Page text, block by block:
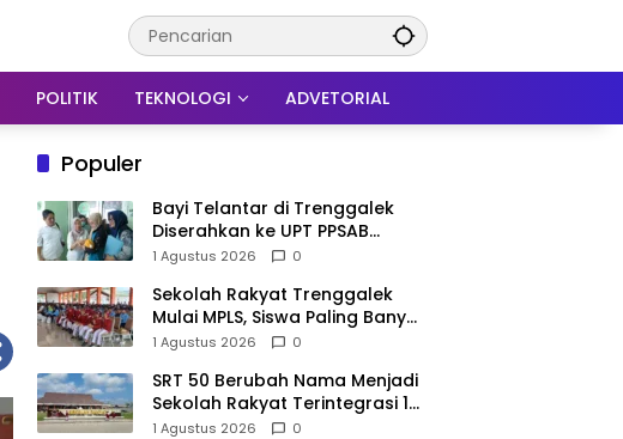
POLITIK TEKNOLOGI ADVETORIAL
Populer
Bayi Telantar di Trenggalek
Diserahkan ke UPT PPSAB
Sidoarjo, Belum Bisa Langsung
1 Agustus 2026 0
Sekolah Rakyat Trenggalek
Mulai MPLS, Siswa Paling Banyak
dari Panggul dan Gandusari
1 Agustus 2026 0
SRT 50 Berubah Nama Menjadi
Sekolah Rakyat Terintegrasi 1
Trenggalek, Nomenklatur
1 Agustus 2026 0